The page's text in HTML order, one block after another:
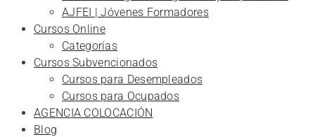
AJFEI | Jóvenes Formadores
Cursos Online
Categorías
Cursos Subvencionados
Cursos para Desempleados
Cursos para Ocupados
AGENCIA COLOCACIÓN
Blog